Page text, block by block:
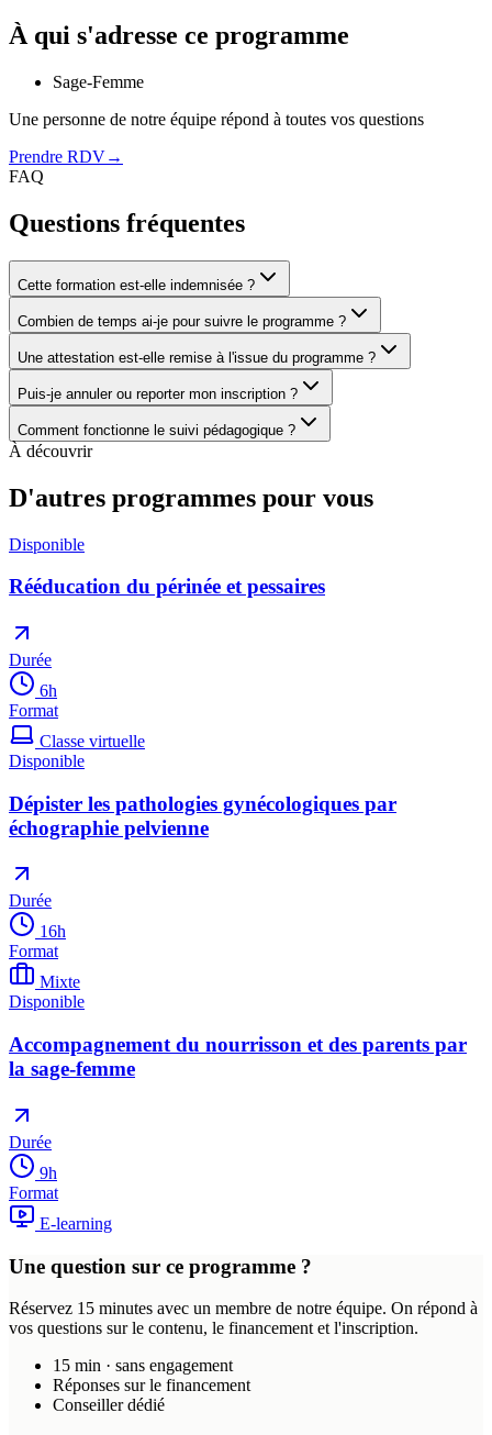
À qui s'adresse ce programme
Sage-Femme
Une personne de notre équipe répond à toutes vos questions
Prendre RDV→
FAQ
Questions fréquentes
Cette formation est-elle indemnisée ?
Combien de temps ai-je pour suivre le programme ?
Une attestation est-elle remise à l'issue du programme ?
Puis-je annuler ou reporter mon inscription ?
Comment fonctionne le suivi pédagogique ?
À découvrir
D'autres programmes pour vous
Disponible
Rééducation du périnée et pessaires
Durée
6h
Format
Classe virtuelle
Disponible
Dépister les pathologies gynécologiques par
échographie pelvienne
Durée
16h
Format
Mixte
Disponible
Accompagnement du nourrisson et des parents par
la sage-femme
Durée
9h
Format
E-learning
Une question sur ce programme ?
Réservez 15 minutes avec un membre de notre équipe. On répond à
vos questions sur le contenu, le financement et l'inscription.
15 min · sans engagement
Réponses sur le financement
Conseiller dédié